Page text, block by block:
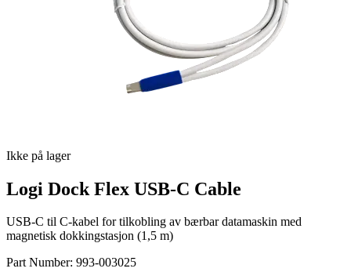
Ikke på lager
Logi Dock Flex USB-C Cable
USB-C til C-kabel for tilkobling av bærbar datamaskin med
magnetisk dokkingstasjon (1,5 m)
Part Number: 993-003025